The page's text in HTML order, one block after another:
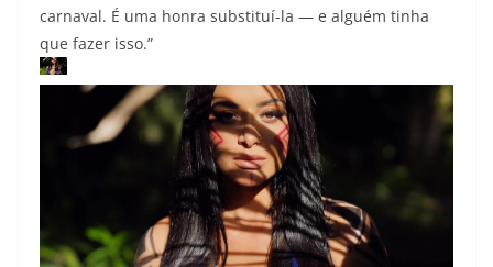
carnaval. É uma honra substituí-la — e alguém tinha
que fazer isso.”